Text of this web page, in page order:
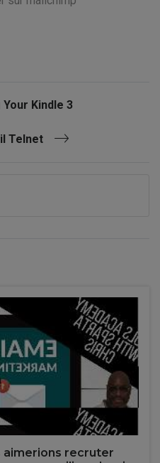
Your Kindle 3
Telnet
aimerions recruter